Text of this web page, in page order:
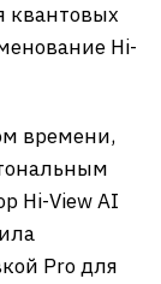
квантовых
Hi-
времени,
Hi-View AI
Pro для